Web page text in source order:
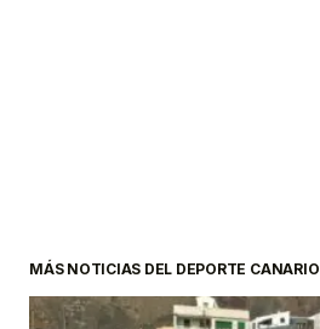
MÁS NOTICIAS DEL DEPORTE CANARIO